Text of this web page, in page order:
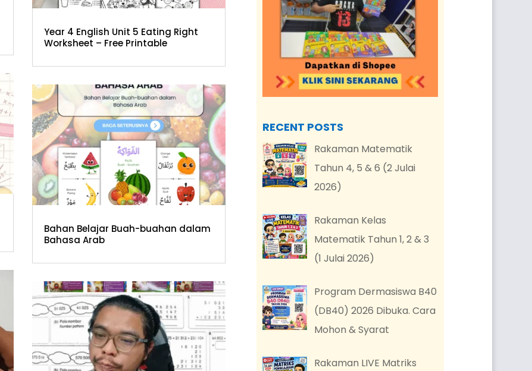
Year 4 English Unit 5 Eating Right
Worksheet – Free Printable
Bahan Belajar Buah-buahan dalam
Bahasa Arab
RECENT POSTS
Rakaman Matematik
Tahun 4, 5 & 6 (2 Julai
2026)
Rakaman Kelas
Matematik Tahun 1, 2 & 3
(1 Julai 2026)
Program Dermasiswa B40
(DB40) 2026 Dibuka. Cara
Mohon & Syarat
Rakaman LIVE Matriks